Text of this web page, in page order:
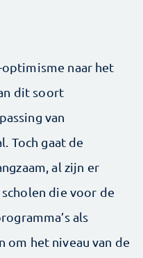
naar het
dit soort
van
Toch gaat de
al zijn er
die voor de
als
om het niveau van de